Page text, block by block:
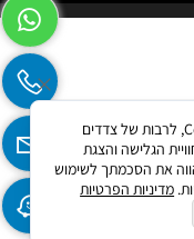
לידיעתך, באתרנו נעשה שימוש בקבצי Cookies, לרבות של צדדים
הגלישה והצגת
את הסכמתך לשימוש
מדיניות הפרטיות